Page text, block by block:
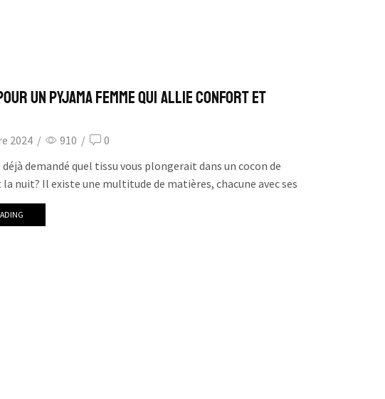
un pyjama femme qui allie confort et
2024 / 910 /
0
déjà demandé quel tissu vous plongerait dans un cocon de
nuit? Il existe une multitude de matières, chacune avec ses